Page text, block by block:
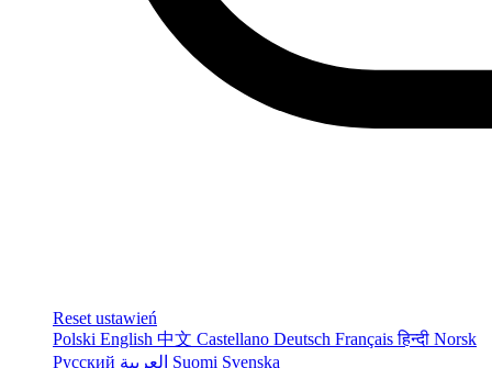
Reset ustawień
Polski English 中文 Castellano Deutsch Françaisहिन्दी Norsk
Русский
Suomi Svenska